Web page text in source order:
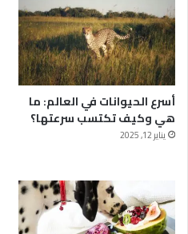
أسرع الحيوانات في العالم: ما
هي وكيف تكتسب سرعتها؟
يناير 12, 2025